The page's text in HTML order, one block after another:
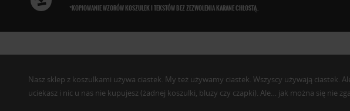
*KOPIOWANIE WZORÓW KOSZULEK I TEKSTÓW BEZ ZEZWOLENIA KARANE CHŁOSTĄ.
Nasz sklep z koszulkami używa ciastek. My też używamy ciastek. Wszyscy używają ciastek.
uciekasz i nic u nas nie kupujesz (żadnej koszulki, bluzy czy czapki). Ale… jak można się nie